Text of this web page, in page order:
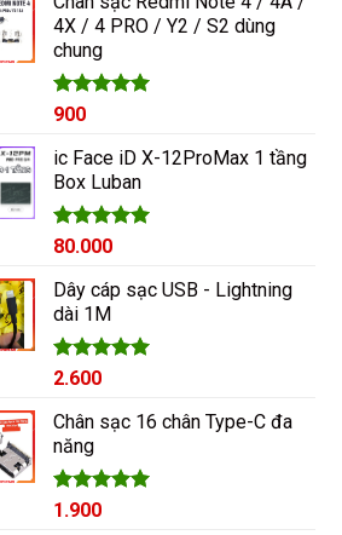
4X / 4 PRO / Y2 / S2 dùng
chung
Được xếp
5 sao
900
ic Face iD X-12ProMax 1 tầng
Box Luban
Được xếp
5 sao
80.000
Dây cáp sạc USB - Lightning
dài 1M
Được xếp
5 sao
2.600
Chân sạc 16 chân Type-C đa
năng
Được xếp
1.900